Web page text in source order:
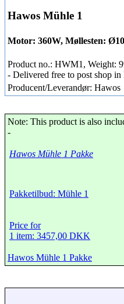
Hawos Mühle 1
Motor: 360W, Møllesten:
Product no.: HWM1, Weight:
- Delivered free to post shop in
Producent/Leverandør: Hawos
Note: This product is also
-
Hawos Mühle 1 Pakke
Pakketilbud: Mühle 1
Price for
1 item: 3457,00 DKK
Hawos Mühle 1 Pakke